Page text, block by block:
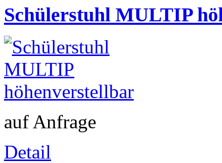
Schülerstuhl MULTIP
auf Anfrage
Detail